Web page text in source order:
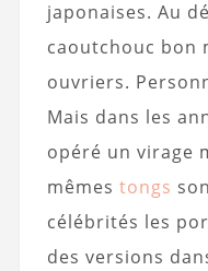
japonaises. Au
caoutchouc bon
ouvriers.
Mais dans les
opéré un virage
mêmes tongs
célébrités les
des versions